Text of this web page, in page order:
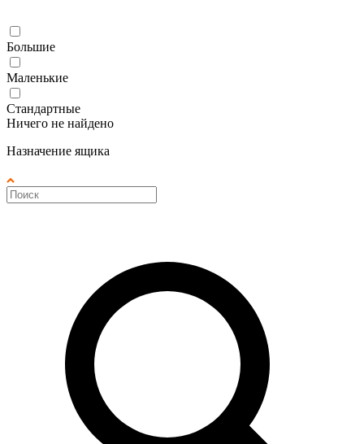
Большие
Маленькие
Стандартные
Ничего не найдено
Назначение ящика